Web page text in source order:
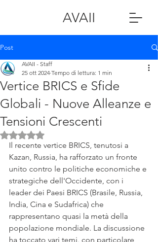
AVAII
Post
Vertice BRICS e Sfide
Globali - Nuove Alleanze e
Tensioni Crescenti
AVAII - Staff
25 ott 2024 Tempo di lettura: 1 min
Valutazione NaN stelle su 5.
Il recente vertice BRICS, tenutosi a
Kazan, Russia, ha rafforzato un fronte
unito contro le politiche economiche e
strategiche dell'Occidente, con i
leader dei Paesi BRICS (Brasile, Russia,
India, Cina e Sudafrica) che
rappresentano quasi la metà della
popolazione mondiale. La discussione
ha toccato vari temi, con particolare